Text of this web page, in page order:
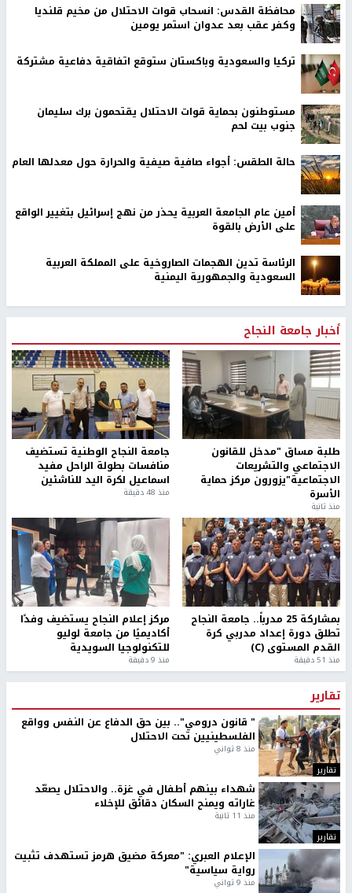
محافظة القدس: انسحاب قوات الاحتلال من مخيم قلنديا
وكفر عقب بعد عدوان استمر يومين
تركيا والسعودية وباكستان ستوقع اتفاقية دفاعية مشتركة
مستوطنون بحماية قوات الاحتلال يقتحمون برك سليمان
جنوب بيت لحم
حالة الطقس: أجواء صافية صيفية والحرارة حول معدلها العام
أمين عام الجامعة العربية يحذر من نهج إسرائيل بتغيير الواقع
على الأرض بالقوة
الرئاسة تدين الهجمات الصاروخية على المملكة العربية
السعودية والجمهورية اليمنية
أخبار جامعة النجاح
طلبة مساق "مدخل للقانون
الاجتماعي والتشريعات
الاجتماعية"يزورون مركز حماية
الأسرة
منذ ثانية
جامعة النجاح الوطنية تستضيف
منافسات بطولة الراحل مفيد
اسماعيل لكرة اليد للناشئين
منذ 48 دقيقة
بمشاركة 25 مدرباً.. جامعة النجاح
تطلق دورة إعداد مدربي كرة
القدم المستوى (C)
منذ 51 دقيقة
مركز إعلام النجاح يستضيف وفدًا
أكاديميًا من جامعة لوليو
للتكنولوجيا السويدية
منذ 9 دقيقة
تقارير
تقارير
" قانون درومي".. بين حق الدفاع عن النفس وواقع
الفلسطينيين تحت الاحتلال
منذ 8 ثواني
تقارير
شهداء بينهم أطفال في غزة.. والاحتلال يصعّد
غاراته ويمنح السكان دقائق للإخلاء
منذ 11 ثانية
الإعلام العبري: "معركة مضيق هرمز تستهدف تثبيت
رواية سياسية"
منذ 9 ثواني